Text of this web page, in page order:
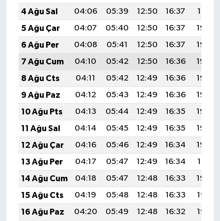
4 Ağu Sal
04:06 05:39 12:50 16:37
19:51
5 Ağu Çar
04:07 05:40 12:50 16:37
19:50
6 Ağu Per
04:08 05:41 12:50 16:37
19:49
7 Ağu Cum
04:10 05:42 12:50 16:36
19:48
8 Ağu Cts
04:11 05:42 12:49 16:36
19:46
9 Ağu Paz
04:12 05:43 12:49 16:36
19:45
10 Ağu Pts
04:13 05:44 12:49 16:35
19:44
11 Ağu Sal
04:14 05:45 12:49 16:35
19:43
12 Ağu Çar
04:16 05:46 12:49 16:34
19:42
13 Ağu Per
04:17 05:47 12:49 16:34
19:41
14 Ağu Cum
04:18 05:47 12:48 16:33
19:40
15 Ağu Cts
04:19 05:48 12:48 16:33
19:38
16 Ağu Paz
04:20 05:49 12:48 16:32
19:37